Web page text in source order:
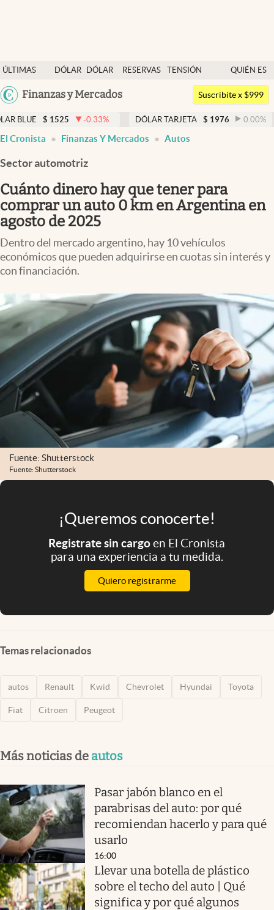
ÚLTIMAS
NOTICIAS
DÓLAR
DÓLAR
RESERVAS
TENSIÓN
GEOPOLÍTICA
QUIÉN ES
QUIÉN
Argentina
Finanzas y Mercados
Dólar
Members
Economía y Política
Finanzas y Mercados
Mercados Online
Negocios
Columnistas
Apertura
Clase
Clima
Mundial 2026
Eventos Corporativos
El Cronista Studio
Mediakit
abre en nueva pestaña
Argentina
Suscribite x $999
1525 -0.33% DÓLAR TARJETA $ 1976 0.00% DÓLAR
El Cronista Finanzas Y Mercados Autos
Sector automotriz
Cuánto dinero hay que tener para
comprar un auto 0 km en Argentina en
agosto de 2025
Dentro del mercado argentino, hay 10 vehículos
económicos que pueden adquirirse en cuotas sin interés y
con financiación.
Fuente: Shutterstock
Fuente: Shutterstock
¡Queremos conocerte!
Registrate sin cargoen El Cronista
para una experiencia a tu medida.
Quiero registrarme
Temas relacionados
autos Renault Kwid Chevrolet Hyundai Toyota
Fiat Citroen Peugeot
Más noticias de autos
Pasar jabón blanco en el
parabrisas del auto: por qué
recomiendan hacerlo y para qué
usarlo
16:00
Llevar una botella de plástico
sobre el techo del auto | Qué
significa y por qué algunos